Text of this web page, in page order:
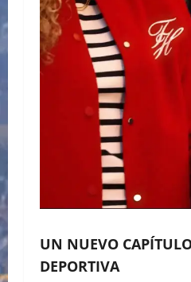
UN NUEVO
DEPORTIVA